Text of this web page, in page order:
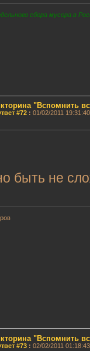
сбора мусора в
"Вспомнить
#72: 01/02/2011
быть не
"Вспомнить
#73: 02/02/2011